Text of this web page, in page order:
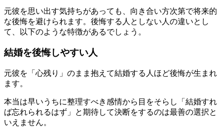
元彼を思い出す気持ちがあっても、向き合い方次第で将来的
な後悔を避けられます。後悔する人としない人の違いとし
て、以下のような特徴があるでしょう。
結婚を後悔しやすい人
元彼を「心残り」のまま抱えて結婚する人ほど後悔が生まれ
ます。
本当は早いうちに整理すべき感情から目をそらし「結婚すれ
ば忘れられるはず」と期待して決断をするのは最善の選択と
いえません。